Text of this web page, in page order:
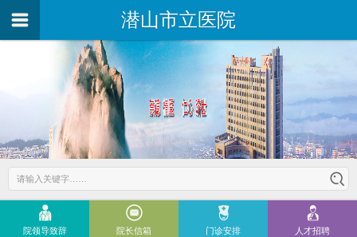
潜山市立医院
院领导致辞 院长信箱 门诊安排 人才招聘